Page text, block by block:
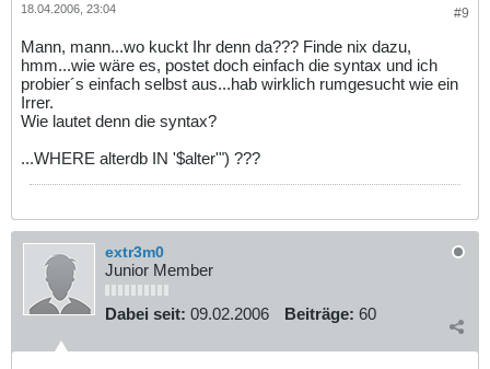
#9
18.04.2006, 23:04
Mann, mann...wo kuckt Ihr denn da??? Finde nix dazu,
hmm...wie wäre es, postet doch einfach die syntax und ich
probier´s einfach selbst aus...hab wirklich rumgesucht wie ein
Irrer.
Wie lautet denn die syntax?
...WHERE alterdb IN '$alter'") ???
extr3m0
Junior Member
Dabei seit: 09.02.2006 Beiträge: 60